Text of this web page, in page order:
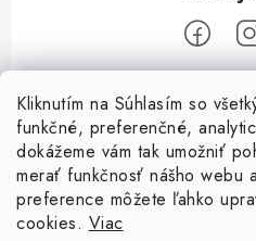
Kliknutím na Súhlasím so
funkčné, preferenčné,
dokážeme vám tak umožniť
merať funkčnosť nášho webu
preference môžete ľahko
cookies. Viac
Informácie pre vás
O nás
Obchodné podmienky
Facebook